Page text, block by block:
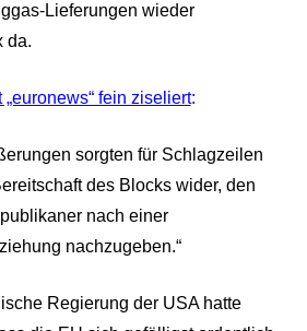
Lieferungen wieder
da.
„euronews“ fein ziseliert:
sorgten für Schlagzeilen
des Blocks wider, den
nach einer
nachzugeben.“
Regierung der USA hatte